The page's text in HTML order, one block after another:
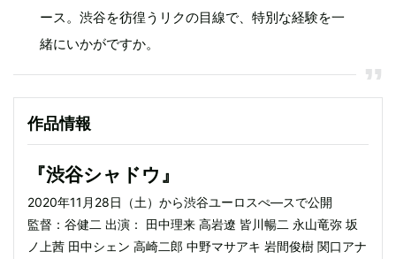
ース。渋谷を彷徨うリクの目線で、特別な経験を一
緒にいかがですか。
作品情報
『渋谷シャドウ』
2020年11月28日（土）から渋谷ユーロスぺ―スで公開
監督：谷健二 出演： 田中理来 高岩遼 皆川暢二 永山竜弥 坂
ノ上茜 田中シェン 高崎二郎 中野マサアキ 岩間俊樹 関口アナ